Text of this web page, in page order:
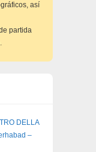
así
partida
DELLA
–